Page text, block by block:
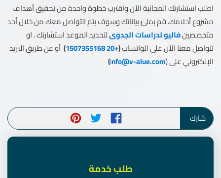
اطلب استشارتك المجانية الآن واقترب خطوة واحدة من تحقيق أهداف
مشروع أحلامك. قم بملئ بياناتك وسوف يتم التواصل معك من خلال أحد
متخصصينفاليو لدراسات الجدوىلتحديد الموعد استشارتك . او
تتواصل معنا الآن على الواتساب(
+20 1507355168
) أو عن طريق البريد
الإلكتروني على (
info@v-alue.com
)
شارك
طلب خدمة